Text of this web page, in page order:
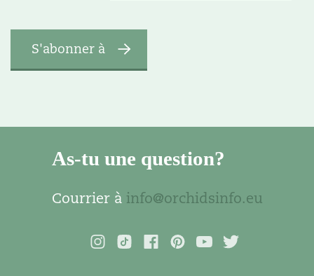
As-tu une question?
Courrier à info@orchidsinfo.eu